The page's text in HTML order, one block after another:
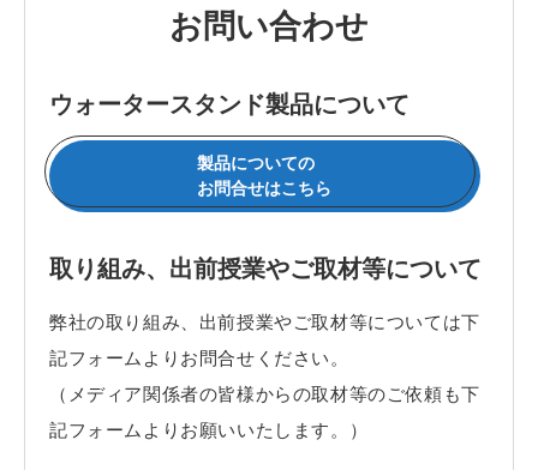
お問い合わせ
ウォータースタンド製品について
製品についての
お問合せはこちら
取り組み、出前授業やご取材等について
弊社の取り組み、出前授業やご取材等については下
記フォームよりお問合せください。
（メディア関係者の皆様からの取材等のご依頼も下
記フォームよりお願いいたします。）